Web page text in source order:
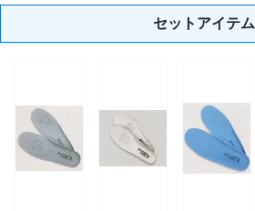
セットアイテム